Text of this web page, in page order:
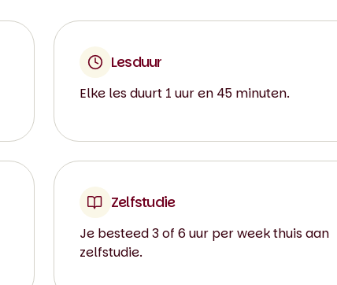
Lesduur
Elke les duurt 1 uur en 45 minuten.
Zelfstudie
Je besteed 3 of 6 uur per week thuis aan
zelfstudie.